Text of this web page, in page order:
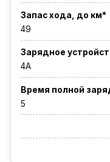
Запас хода, до км*
49
Зарядное
4A
Время полной
5